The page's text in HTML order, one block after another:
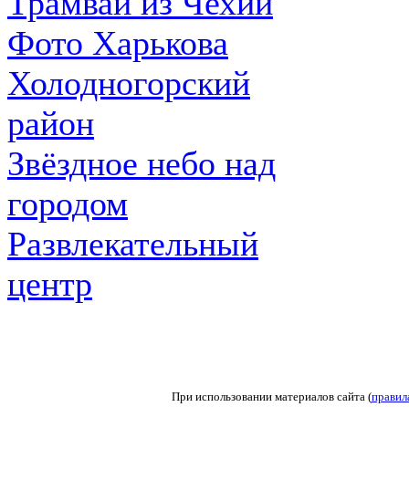
Фото Харькова
Холодногорский
район
Звёздное небо над
городом
Развлекательный
центр
При использовании материалов сайта (